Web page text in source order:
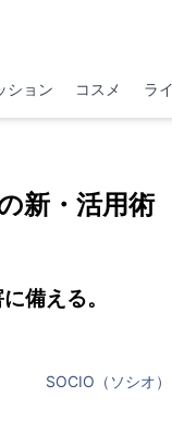
ション コスメ ラ
新・活用術
備える。
SOCIO（ソシオ）